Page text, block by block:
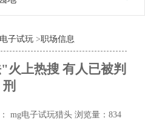
子试玩 >职场信息
上热搜 有人已被判
刑
mg电子试玩猎头 浏览量：834